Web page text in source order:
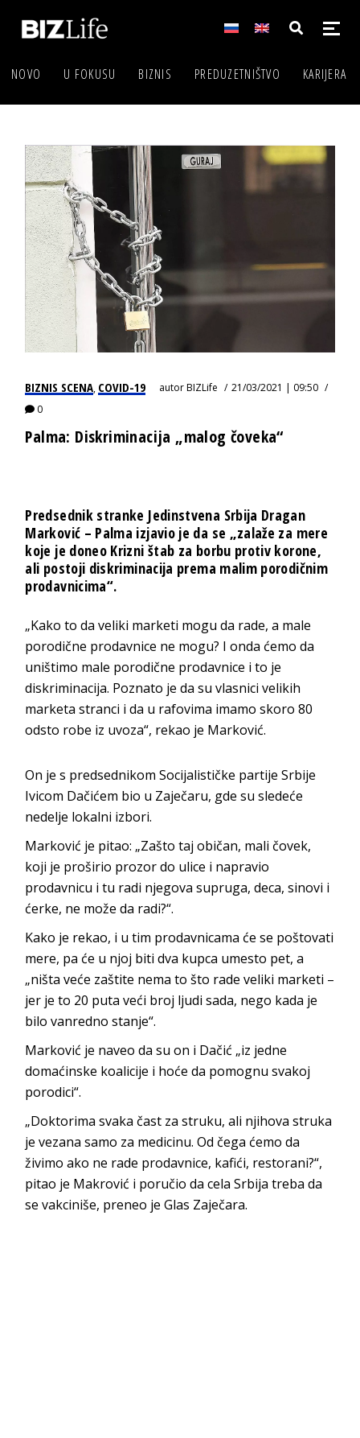
NOVO U FOKUSU BIZNIS PREDUZETNIŠTVO KARIJERA
BIZNIS SCENA, COVID-19 autorBIZLife
21/03/2021 | 09:50
0
Palma: Diskriminacija „malog čoveka“
Predsednik stranke Jedinstvena Srbija Dragan
Marković – Palma izjavio je da se „zalaže za mere
koje je doneo Krizni štab za borbu protiv korone,
ali postoji diskriminacija prema malim porodičnim
prodavnicima“.
„Kako to da veliki marketi mogu da rade, a male
porodične prodavnice ne mogu? I onda ćemo da
uništimo male porodične prodavnice i to je
diskriminacija. Poznato je da su vlasnici velikih
marketa stranci i da u rafovima imamo skoro 80
odsto robe iz uvoza“, rekao je Marković.
On je s predsednikom Socijalističke partije Srbije
Ivicom Dačićem bio u Zaječaru, gde su sledeće
nedelje lokalni izbori.
Marković je pitao: „Zašto taj običan, mali čovek,
koji je proširio prozor do ulice i napravio
prodavnicu i tu radi njegova supruga, deca, sinovi i
ćerke, ne može da radi?“.
Kako je rekao, i u tim prodavnicama će se poštovati
mere, pa će u njoj biti dva kupca umesto pet, a
„ništa veće zaštite nema to što rade veliki marketi –
jer je to 20 puta veći broj ljudi sada, nego kada je
bilo vanredno stanje“.
Marković je naveo da su on i Dačić „iz jedne
domaćinske koalicije i hoće da pomognu svakoj
porodici“.
„Doktorima svaka čast za struku, ali njihova struka
je vezana samo za medicinu. Od čega ćemo da
živimo ako ne rade prodavnice, kafići, restorani?“,
pitao je Makrović i poručio da cela Srbija treba da
se vakciniše, preneo je Glas Zaječara.